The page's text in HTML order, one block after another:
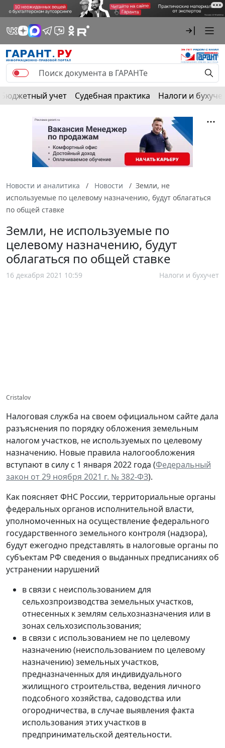
Бюджетный учет Судебная практика Налоги и
Новости и аналитика Новости
Земли, не
используемые по целевому назначению, будут облагаться
по общей ставке
Земли, не используемые по
целевому назначению, будут
облагаться по общей ставке
16 декабря 2021 10:59 Налоги и бухучет
Cristalov
Налоговая служба на своем официальном сайте дала
разъяснения по порядку обложения земельным
налогом участков, не используемых по целевому
назначению. Новые правила налогообложения
вступают в силу с 1 января 2022 года (Федеральный
закон от 29 ноября 2021 г. № 382-ФЗ).
Как поясняет ФНС России, территориальные органы
федеральных органов исполнительной власти,
уполномоченных на осуществление федерального
государственного земельного контроля (надзора),
будут ежегодно представлять в налоговые органы по
субъектам РФ сведения о выданных предписаниях об
устранении нарушений
в связи с неиспользованием для
сельхозпроизводства земельных участков,
отнесенных к землям сельхозназначения или в
зонах сельхозиспользования;
в связи с использованием не по целевому
назначению (неиспользованием по целевому
назначению) земельных участков,
предназначенных для индивидуального
жилищного строительства, ведения личного
подсобного хозяйства, садоводства или
огородничества, в случае выявления факта
использования этих участков в
предпринимательской деятельности.